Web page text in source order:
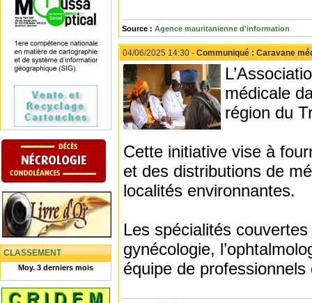
CLASSEMENT
Moy. 3 derniers mois
Source : Agence mauritanienne d'information
04/06/2025 14:30 - Communiqué : Caravane
médicale
région du
Cette initiative vise à
et des distributions de
localités environnantes.
Les spécialités
gynécologie,
équipe de